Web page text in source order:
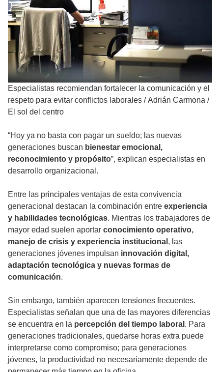
Especialistas recomiendan fortalecer la comunicación y el
respeto para evitar conflictos laborales /Adrián Carmona /
El sol del centro
“Hoy ya no basta con pagar un sueldo; las nuevas
generaciones buscan bienestar emocional,
reconocimiento y propósito”, explican especialistas en
desarrollo organizacional.
Entre las principales ventajas de esta convivencia
generacional destacan la combinación entre experiencia
y habilidades tecnológicas. Mientras los trabajadores de
mayor edad suelen aportar conocimiento operativo,
manejo de crisis y experiencia institucional , las
generaciones jóvenes impulsan innovación digital,
adaptación tecnológica y nuevas formas de
comunicación.
Sin embargo, también aparecen tensiones frecuentes.
Especialistas señalan que una de las mayores diferencias
se encuentra en la percepción del tiempo laboral . Para
generaciones tradicionales, quedarse horas extra puede
interpretarse como compromiso; para generaciones
jóvenes, la productividad no necesariamente depende de